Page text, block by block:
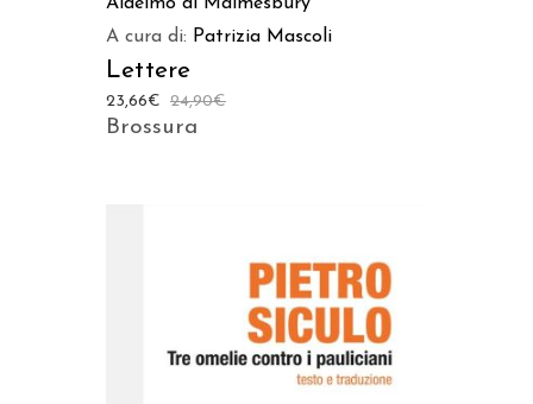
A cura di: Patrizia Mascoli
Lettere
24,90€
23,66€
Brossura